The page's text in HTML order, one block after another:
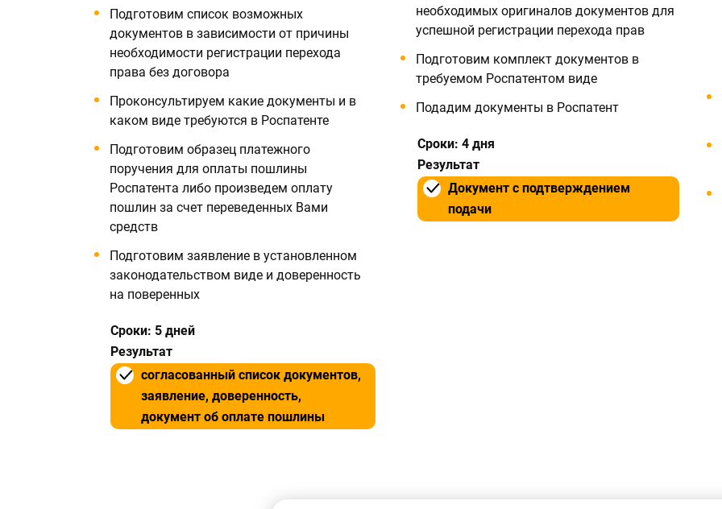
Подготовим список возможных
документов в зависимости от причины
необходимости регистрации перехода
права без договора
Проконсультируем какие документы и в
каком виде требуются в Роспатенте
Подготовим образец платежного
поручения для оплаты пошлины
Роспатента либо произведем оплату
пошлин за счет переведенных Вами
средств
Подготовим заявление в установленном
законодательством виде и доверенность
на поверенных
Сроки: 5 дней
Результат
согласованный список документов,
заявление, доверенность,
документ об оплате пошлины
необходимых оригиналов документов для
успешной регистрации перехода прав
Подготовим комплект документов в
требуемом Роспатентом виде
Подадим документы в Роспатент
Сроки: 4 дня
Результат
Документ с подтверждением
подачи